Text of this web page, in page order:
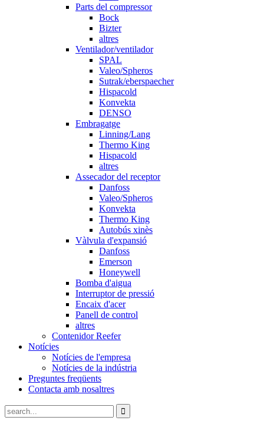
Parts del compressor
Bock
Bizter
altres
Ventilador/ventilador
SPAL
Valeo/Spheros
Sutrak/eberspaecher
Hispacold
Konvekta
DENSO
Embragatge
Linning/Lang
Thermo King
Hispacold
altres
Assecador del receptor
Danfoss
Valeo/Spheros
Konvekta
Thermo King
Autobús xinès
Vàlvula d'expansió
Danfoss
Emerson
Honeywell
Bomba d'aigua
Interruptor de pressió
Encaix d'acer
Panell de control
altres
Contenidor Reefer
Notícies
Notícies de l'empresa
Notícies de la indústria
Preguntes freqüents
Contacta amb nosaltres